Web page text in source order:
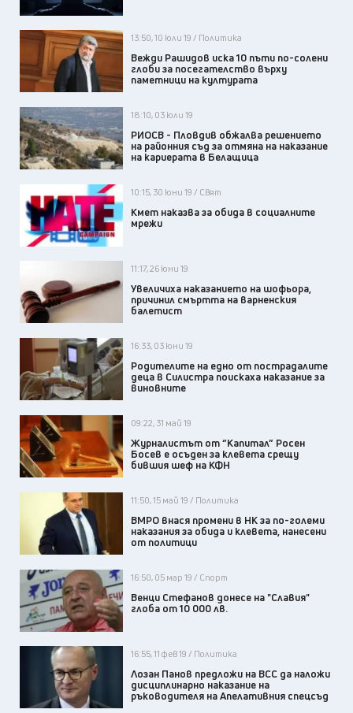
13:50, 10 юли 19 / Политика
Вежди Рашидов иска 10 пъти по-солени
глоби за посегателство върху
паметници на културата
18:10, 03 юли 19
РИОСВ - Пловдив обжалва решението
на районния съд за отмяна на наказание
на кариерата в Белащица
10:15, 30 юни 19 / Свят
Кмет наказва за обида в социалните
мрежи
11:17, 26 юни 19
Увеличиха наказанието на шофьора,
причинил смъртта на варненския
балетист
16:33, 03 юни 19
Родителите на едно от пострадалите
деца в Силистра поискаха наказание за
виновните
09:22, 31 май 19
Журналистът от “Капитал” Росен
Босев е осъден за клевета срещу
бившия шеф на КФН
11:50, 15 май 19 / Политика
ВМРО внася промени в НК за по-големи
наказания за обида и клевета, нанесени
от политици
16:50, 05 мар 19 / Спорт
Венци Стефанов донесе на "Славия"
глоба от 10 000 лв.
16:55, 11 фев 19 / Политика
Лозан Панов предложи на ВСС да наложи
дисциплинарно наказание на
ръководителя на Апелативния спецсъд